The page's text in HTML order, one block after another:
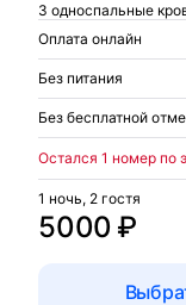
3 односпальные
Оплата онлайн
Без питания
Без бесплатной
Остался 1 номер по
5000 ₽
1 ночь, 2 гостя